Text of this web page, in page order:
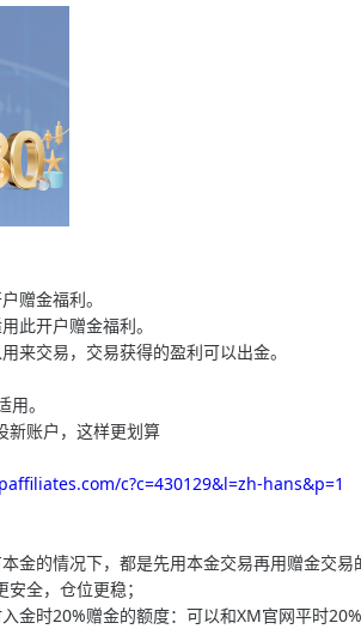
赠金福利。
此开户赠金福利。
来交易，交易获得的盈利可以出金。
。
新账户，这样更划算
c?c=430129&l=zh-hans&p=1
金的情况下，都是先用本金交易再用赠金交
全，仓位更稳；
金时20%赠金的额度：可以和XM官网平时